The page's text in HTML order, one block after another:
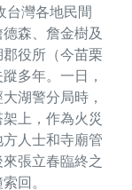
台灣各地民間
森、詹金樹及
役所（今苗栗
多年。一日，
湖警分局時，
上，作為火災
人士和寺廟管
張立春臨終之
回。